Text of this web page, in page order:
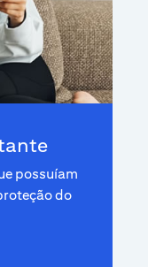
possuíam
do